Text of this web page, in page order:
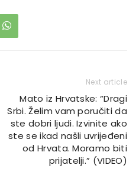
Next article
Mato iz Hrvatske: “Dragi
Srbi. Želim vam poručiti da
ste dobri ljudi. Izvinite ako
ste se ikad našli uvrijeđeni
od Hrvata. Moramo biti
prijatelji.” (VIDEO)